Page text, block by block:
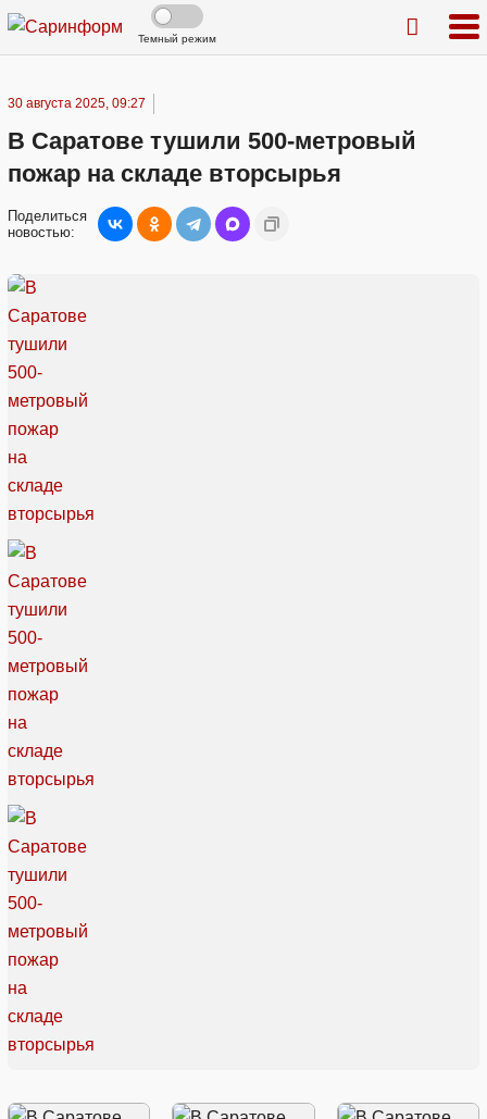
Темный режим
30 августа 2025, 09:27
В Саратове тушили 500-метровый
пожар на складе вторсырья
Поделиться
новостью: